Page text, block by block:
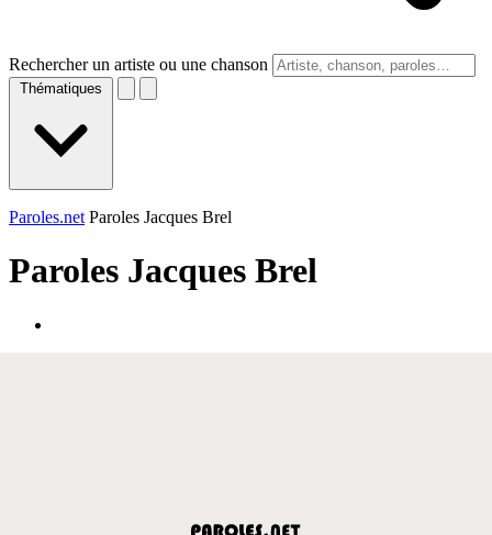
Rechercher un artiste ou une chanson
Thématiques
Paroles.net Paroles Jacques Brel
Paroles Jacques Brel